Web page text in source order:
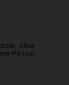
Käse
Portion